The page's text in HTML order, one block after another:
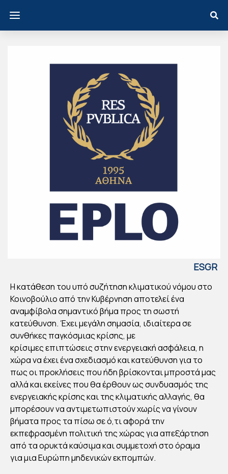
ESGR
ΕΘ
ΜΑ
ΤΙΚ
ΟΣ
ΝΟ
ΜΟ
ΘΕ
ΣΕΙ
Η κατάθεση του υπό συζήτηση κλιματικού νόμου στο
Κοινοβούλιο από την Κυβέρνηση αποτελεί ένα
αναμφίβολα σημαντικό βήμα προς τη σωστή
κατεύθυνση. Έχει μεγάλη σημασία, ιδιαίτερα σε
συνθήκες παγκόσμιας κρίσης, με
κρίσιμες επιπτώσεις στην ενεργειακή ασφάλεια, η
χώρα να έχει ένα σχεδιασμό και κατεύθυνση για το
πως οι προκλήσεις που ήδη βρίσκονται μπροστά μας
αλλά και εκείνες που θα έρθουν ως συνδυασμός της
ενεργειακής κρίσης και της κλιματικής αλλαγής, θα
μπορέσουν να αντιμετωπιστούν χωρίς να γίνουν
βήματα προς τα πίσω σε ό,τι αφορά την
εκπεφρασμένη πολιτική της χώρας για απεξάρτηση
από τα ορυκτά καύσιμα και συμμετοχή στο όραμα
για μια Ευρώπη μηδενικών εκπομπών.